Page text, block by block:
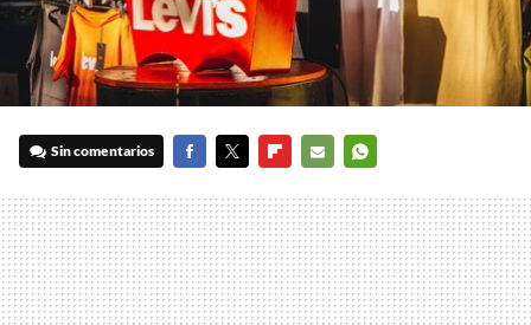
Sin comentarios
MAIL